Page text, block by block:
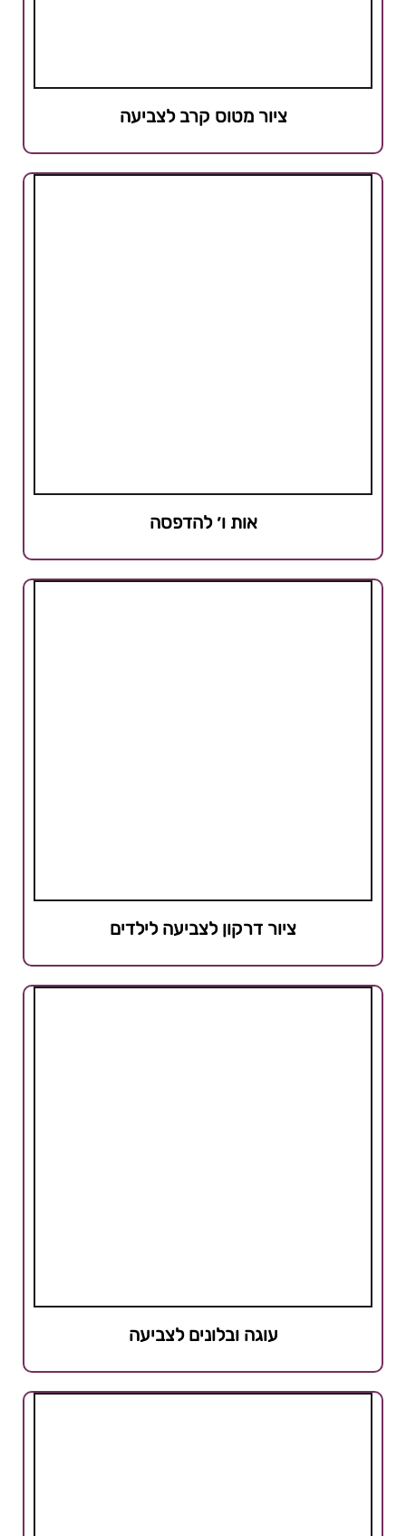
ציור מטוס קרב לצביעה
אות ו׳ להדפסה
ציור דרקון לצביעה לילדים
עוגה ובלונים לצביעה